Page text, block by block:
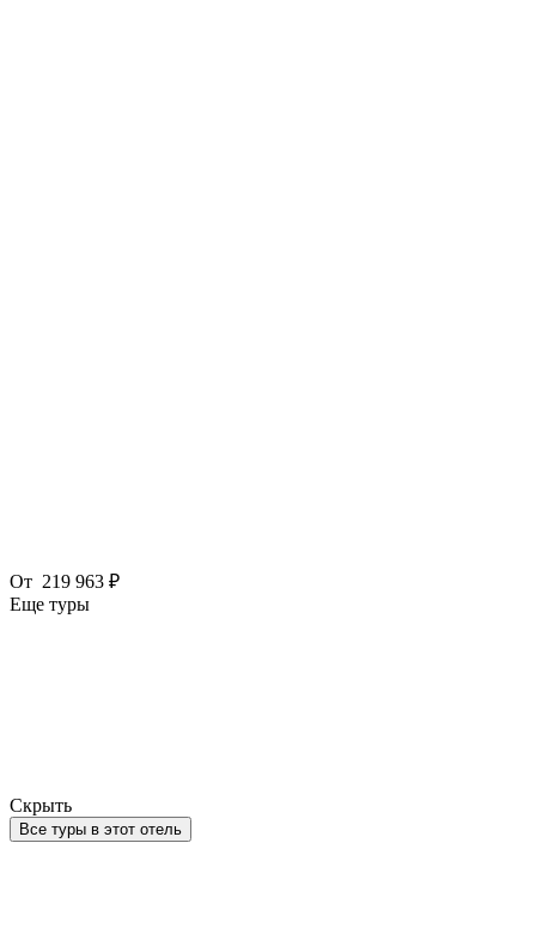
От 219 963 ₽
Еще туры
Скрыть
Все туры в этот отель